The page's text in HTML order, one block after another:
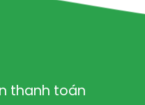
thanh toán